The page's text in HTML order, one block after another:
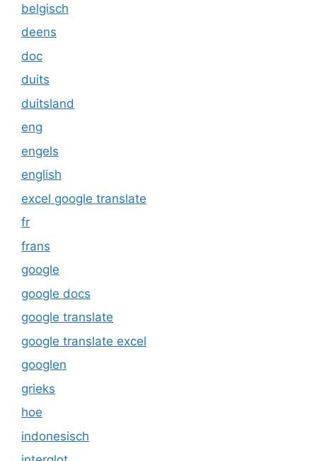
belgisch
deens
doc
duits
duitsland
eng
engels
english
excel google translate
fr
frans
google
google docs
google translate
google translate excel
googlen
grieks
hoe
indonesisch